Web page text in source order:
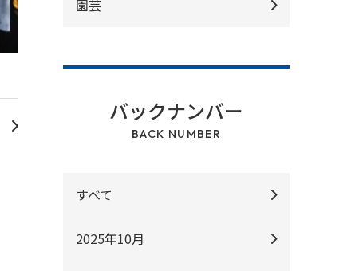
園芸
バックナンバー
BACK NUMBER
すべて
2025年10月